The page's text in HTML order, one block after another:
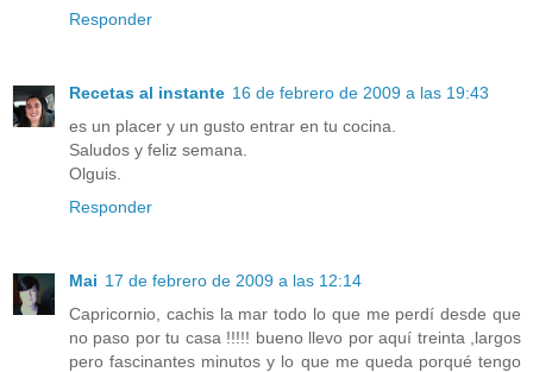
Responder
Recetas al instante 16 de febrero de 2009 a las 19:43
es un placer y un gusto entrar en tu cocina.
Saludos y feliz semana.
Olguis.
Responder
Mai 17 de febrero de 2009 a las 12:14
Capricornio, cachis la mar todo lo que me perdí desde que
no paso por tu casa !!!!! bueno llevo por aquí treinta ,largos
pero fascinantes minutos y lo que me queda porqué tengo